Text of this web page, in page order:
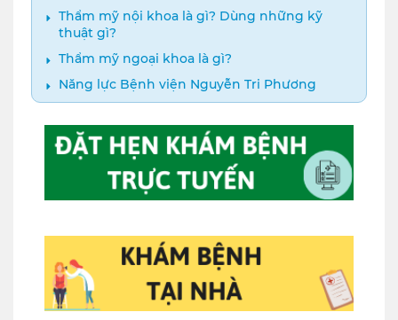
Thẩm mỹ nội khoa là gì? Dùng những kỹ
thuật gì?
Thẩm mỹ ngoại khoa là gì?
Năng lực Bệnh viện Nguyễn Tri Phương